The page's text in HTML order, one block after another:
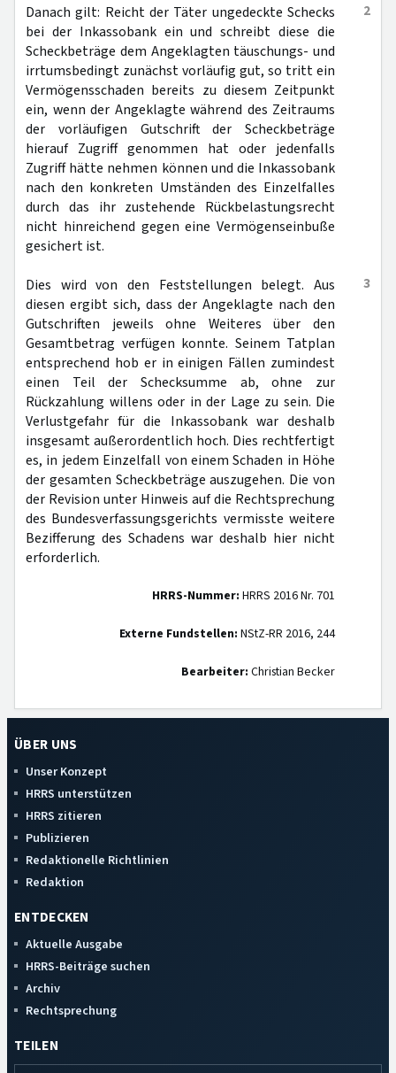
2
Danach gilt: Reicht der Täter ungedeckte Schecks
bei der Inkassobank ein und schreibt diese die
Scheckbeträge dem Angeklagten täuschungs- und
irrtumsbedingt zunächst vorläufig gut, so tritt ein
Vermögensschaden bereits zu diesem Zeitpunkt
ein, wenn der Angeklagte während des Zeitraums
der vorläufigen Gutschrift der Scheckbeträge
hierauf Zugriff genommen hat oder jedenfalls
Zugriff hätte nehmen können und die Inkassobank
nach den konkreten Umständen des Einzelfalles
durch das ihr zustehende Rückbelastungsrecht
nicht hinreichend gegen eine Vermögenseinbuße
gesichert ist.
3
Dies wird von den Feststellungen belegt. Aus
diesen ergibt sich, dass der Angeklagte nach den
Gutschriften jeweils ohne Weiteres über den
Gesamtbetrag verfügen konnte. Seinem Tatplan
entsprechend hob er in einigen Fällen zumindest
einen Teil der Schecksumme ab, ohne zur
Rückzahlung willens oder in der Lage zu sein. Die
Verlustgefahr für die Inkassobank war deshalb
insgesamt außerordentlich hoch. Dies rechtfertigt
es, in jedem Einzelfall von einem Schaden in Höhe
der gesamten Scheckbeträge auszugehen. Die von
der Revision unter Hinweis auf die Rechtsprechung
des Bundesverfassungsgerichts vermisste weitere
Bezifferung des Schadens war deshalb hier nicht
erforderlich.
HRRS-Nummer: HRRS 2016 Nr. 701
Externe Fundstellen: NStZ-RR 2016, 244
Bearbeiter: Christian Becker
ÜBER UNS
Unser Konzept
HRRS unterstützen
HRRS zitieren
Publizieren
Redaktionelle Richtlinien
Redaktion
ENTDECKEN
Aktuelle Ausgabe
HRRS-Beiträge suchen
Archiv
Rechtsprechung
TEILEN